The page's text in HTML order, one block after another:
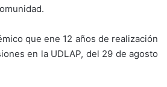
que ene 12 años de realización
en la UDLAP, del 29 de agosto